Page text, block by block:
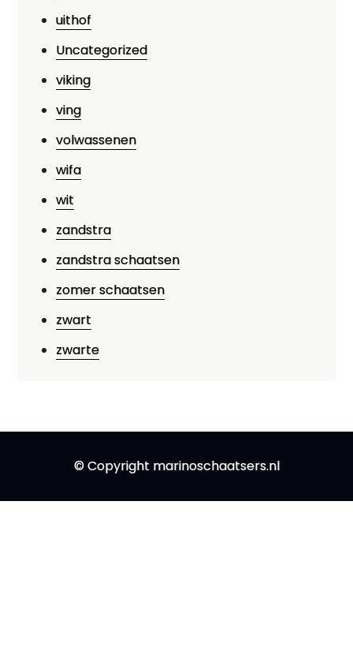
uithof
Uncategorized
viking
ving
volwassenen
wifa
wit
zandstra
zandstra schaatsen
zomer schaatsen
zwart
zwarte
© Copyright marinoschaatsers.nl